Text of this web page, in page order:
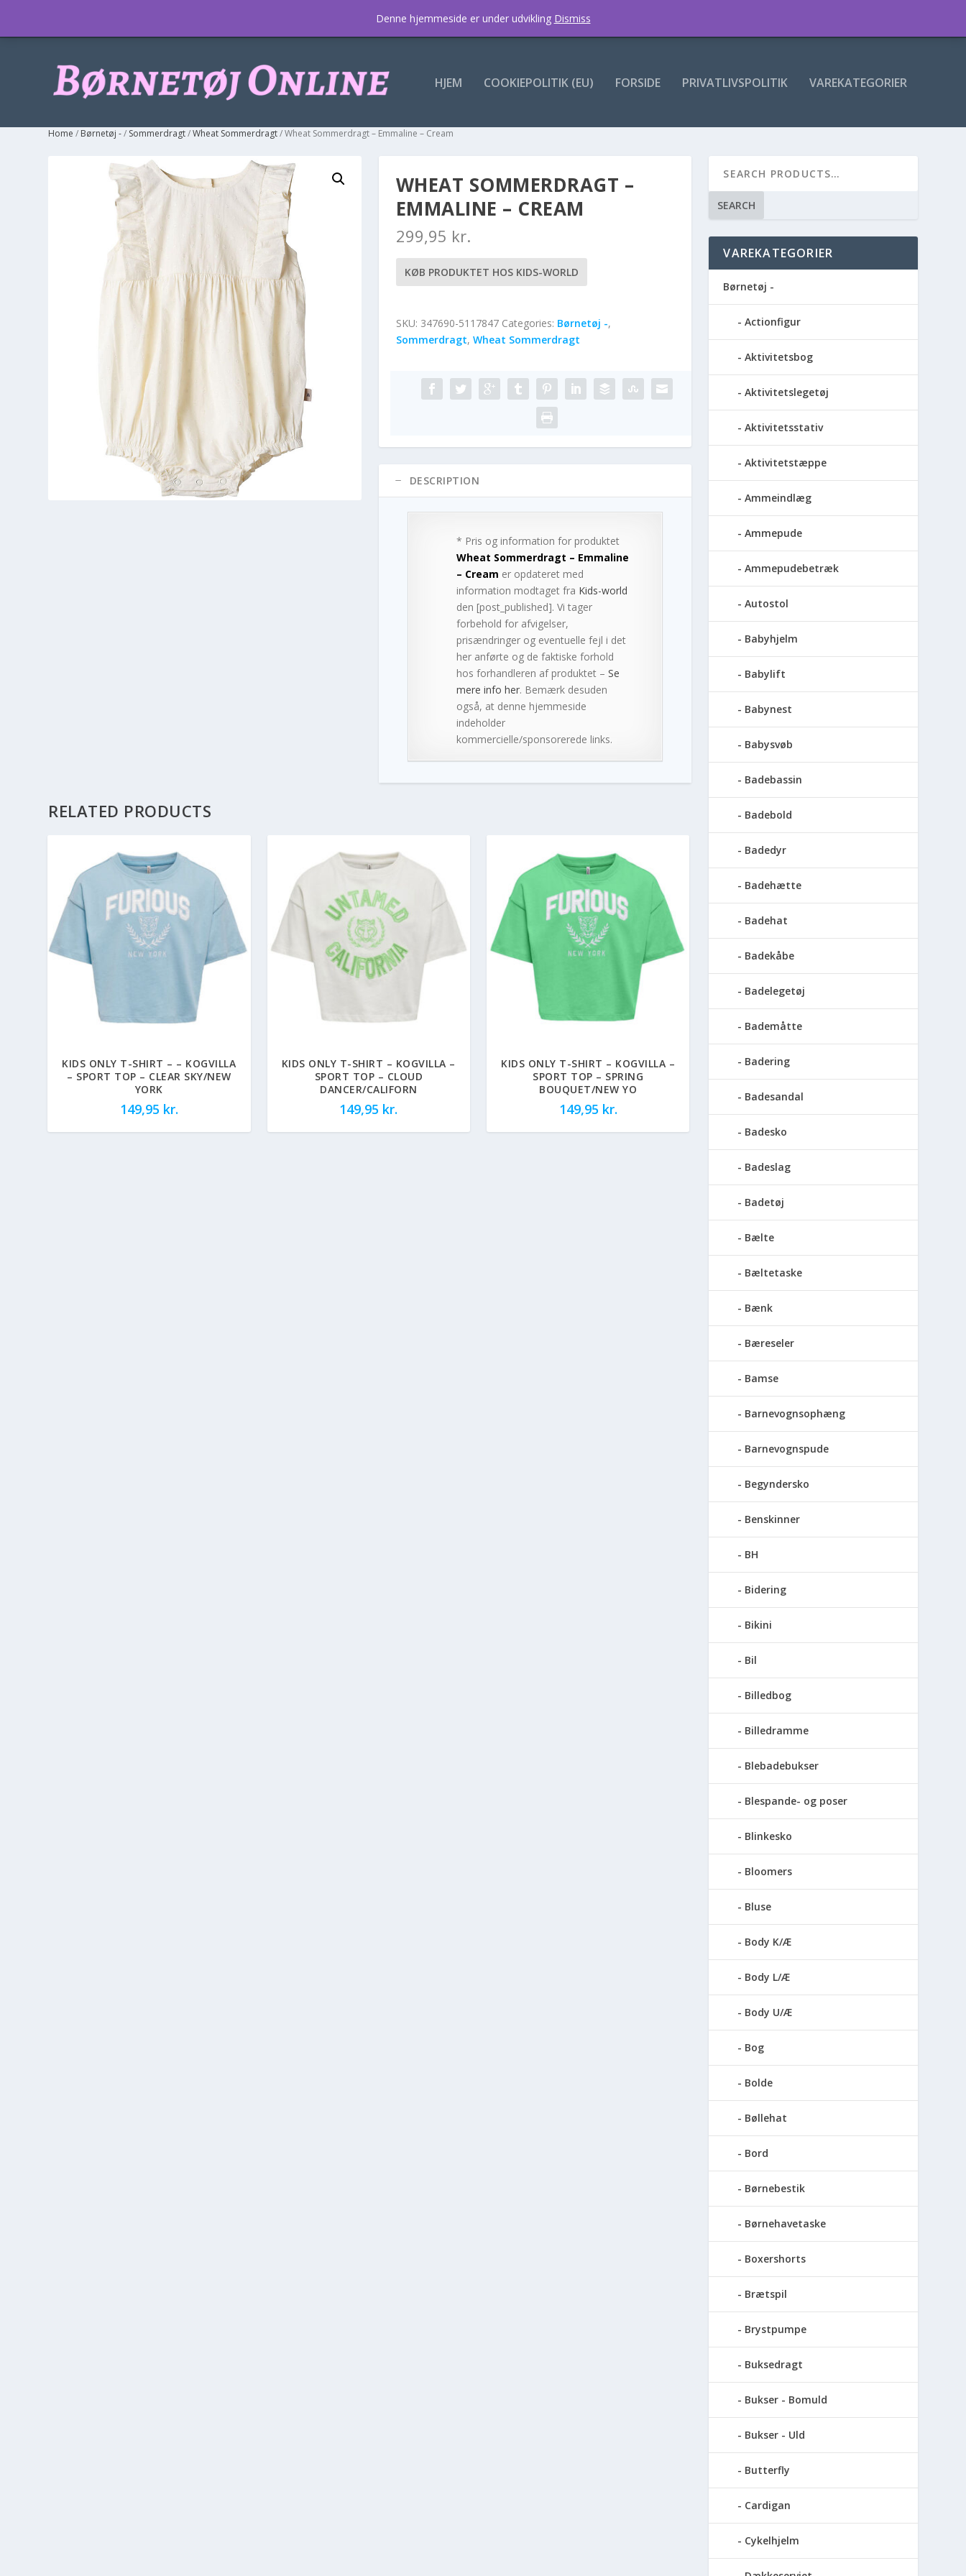
HJEM COOKIEPOLITIK (EU) FORSIDE PRIVATLIVSPOLITIK VAREKATEGORIER
Home / Børnetøj -/ Sommerdragt/Wheat Sommerdragt/ Wheat Sommerdragt – Emmaline – Cream
WHEAT SOMMERDRAGT –
EMMALINE – CREAM
299,95 kr.
KØB PRODUKTET HOS KIDS-WORLD
SKU: 347690-5117847 Categories: Børnetøj -,
Sommerdragt, Wheat Sommerdragt
DESCRIPTION
* Pris og information for produktet
Wheat Sommerdragt – Emmaline
– Cream er opdateret med
information modtaget fra Kids-world
den [post_published]. Vi tager
forbehold for afvigelser,
prisændringer og eventuelle fejl i det
her anførte og de faktiske forhold
hos forhandleren af produktet – Se
mere info her. Bemærk desuden
også, at denne hjemmeside
indeholder
kommercielle/sponsorerede links.
RELATED PRODUCTS
KIDS ONLY T-SHIRT – – KOGVILLA
– SPORT TOP – CLEAR SKY/NEW
YORK
149,95 kr.
KIDS ONLY T-SHIRT – KOGVILLA –
SPORT TOP – CLOUD
DANCER/CALIFORN
149,95 kr.
KIDS ONLY T-SHIRT – KOGVILLA –
SPORT TOP – SPRING
BOUQUET/NEW YO
149,95 kr.
SEARCH
VAREKATEGORIER
Børnetøj -
Actionfigur
Aktivitetsbog
Aktivitetslegetøj
Aktivitetsstativ
Aktivitetstæppe
Ammeindlæg
Ammepude
Ammepudebetræk
Autostol
Babyhjelm
Babylift
Babynest
Babysvøb
Badebassin
Badebold
Badedyr
Badehætte
Badehat
Badekåbe
Badelegetøj
Bademåtte
Badering
Badesandal
Badesko
Badeslag
Badetøj
Bælte
Bæltetaske
Bænk
Bæreseler
Bamse
Barnevognsophæng
Barnevognspude
Begyndersko
Benskinner
BH
Bidering
Bikini
Bil
Billedbog
Billedramme
Blebadebukser
Blespande- og poser
Blinkesko
Bloomers
Bluse
Body K/Æ
Body L/Æ
Body U/Æ
Bog
Bolde
Bøllehat
Bord
Børnebestik
Børnehavetaske
Boxershorts
Brætspil
Brystpumpe
Buksedragt
Bukser - Bomuld
Bukser - Uld
Butterfly
Cardigan
Cykelhjelm
Denne hjemmeside er under udvikling Dismiss